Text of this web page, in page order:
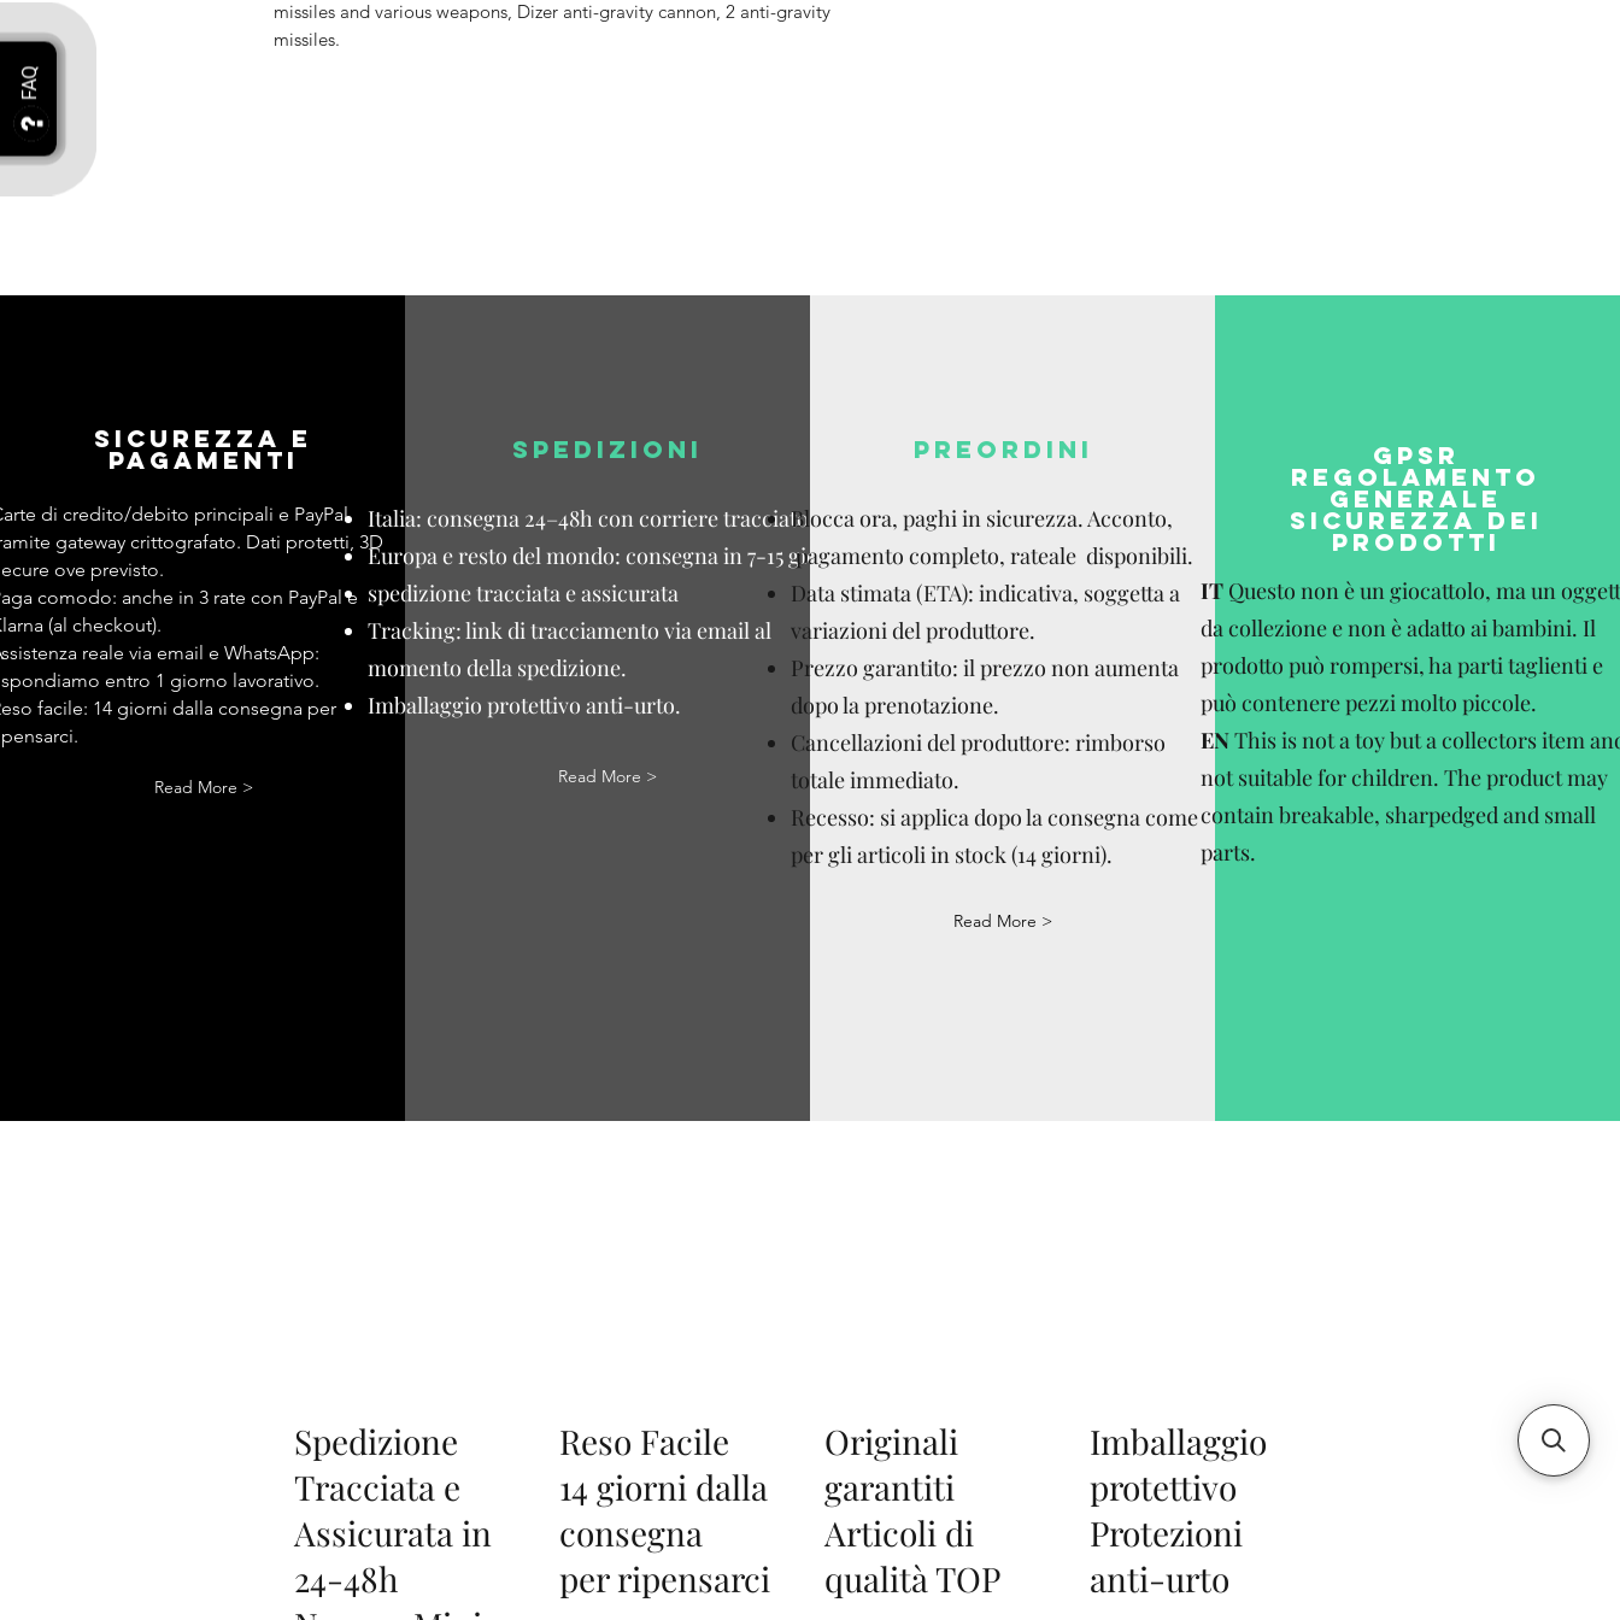
missiles and various weapons, Dizer anti-gravity cannon, 2 anti-gravity
missiles.
Sicurezza e
pagamenti
di credito/debito principali e PayPal
gateway crittografato. Dati protetti, 3D
ove previsto.
comodo: anche in 3 rate con PayPal e
(al checkout).
reale via email e WhatsApp:
entro 1 giorno lavorativo.
facile: 14 giorni dalla consegna per
Read More >
SPEDIZIONI
Italia: consegna 24–48h con corriere tracciato.
Europa e resto del mondo: consegna in 7-15 giorni
spedizione tracciata e assicurata
Tracking: link di tracciamento via email al
momento della spedizione.
Imballaggio protettivo anti-urto.
Read More >
PREORDINI
Blocca ora, paghi in sicurezza. Acconto,
pagamento completo, rateale disponibili.
Data stimata (ETA): indicativa, soggetta a
variazioni del produttore.
Prezzo garantito: il prezzo non aumenta
dopo la prenotazione.
Cancellazioni del produttore: rimborso
totale immediato.
Recesso: si applica dopo la consegna come
per gli articoli in stock (14 giorni).
Read More >
GPSR
REGOLAMENTO
GENERALE
SICUREZZA DEI
PRODOTTI
ITQuesto non è un giocattolo, ma un
da collezione e non è adatto ai bambini. Il
prodotto può rompersi, ha parti taglienti e
può contenere pezzi molto piccole.
ENThis is not a toy but a collectors item
not suitable for children. The product may
contain breakable, sharpedged and small
parts.
Spedizione
Tracciata e
Assicurata in
24-48h
Reso Facile
14 giorni dalla
consegna
per ripensarci
Originali
garantiti
Articoli di
qualità TOP
Imballaggio
protettivo
Protezioni
anti-urto